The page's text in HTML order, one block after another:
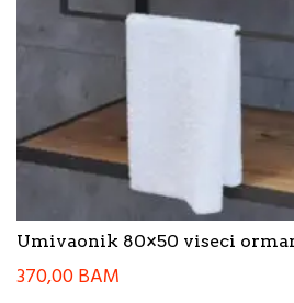
Umivaonik 80×50 viseci
370,00BAM